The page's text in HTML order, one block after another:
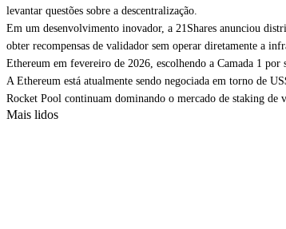
levantar questões sobre a descentralização.
Em um desenvolvimento inovador, a 21Shares anunciou
obter recompensas de validador sem operar diretamente a
Ethereum em fevereiro de 2026, escolhendo a Camada 1 por
A Ethereum está atualmente sendo negociada em torno de
Rocket Pool continuam dominando o mercado de staking de
Mais lidos